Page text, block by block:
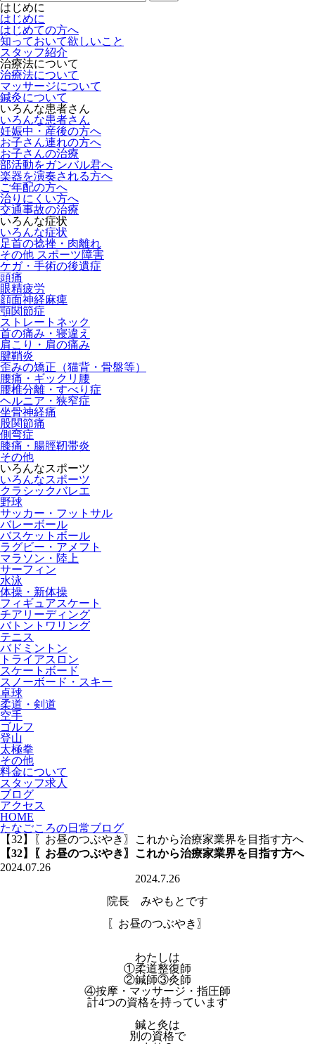
はじめに
はじめに
はじめての方へ
知っておいて欲しいこと
スタッフ紹介
治療法について
治療法について
マッサージについて
鍼灸について
いろんな患者さん
いろんな患者さん
妊娠中・産後の方へ
お子さん連れの方へ
お子さんの治療
部活動をガンバル君へ
楽器を演奏される方へ
ご年配の方へ
治りにくい方へ
交通事故の治療
いろんな症状
いろんな症状
足首の捻挫・肉離れ
その他 スポーツ障害
ケガ・手術の後遺症
頭痛
眼精疲労
顔面神経麻痺
顎関節症
ストレートネック
首の痛み・寝違え
肩こり・肩の痛み
腱鞘炎
歪みの矯正（猫背・骨盤等）
腰痛・ギックリ腰
腰椎分離・すべり症
ヘルニア・狭窄症
坐骨神経痛
股関節痛
側弯症
膝痛・腸脛靭帯炎
その他
いろんなスポーツ
いろんなスポーツ
クラシックバレエ
野球
サッカー・フットサル
バレーボール
バスケットボール
ラグビー・アメフト
マラソン・陸上
サーフィン
水泳
体操・新体操
フィギュアスケート
チアリーディング
バトントワリング
テニス
バドミントン
トライアスロン
スケートボード
スノーボード・スキー
卓球
柔道・剣道
空手
ゴルフ
登山
太極拳
その他
料金について
スタッフ求人
ブログ
アクセス
HOME
たなごころの日常ブログ
【32】〖お昼のつぶやき〗これから治療家業界を目指す方へ
【32】〖お昼のつぶやき〗これから治療家業界を目指す方へ
2024.07.26
2024.7.26
院長 みやもとです
〖お昼のつぶやき〗
わたしは
①柔道整復師
②鍼師③灸師
④按摩・マッサージ・指圧師
計4つの資格を持っています
鍼と灸は
別の資格で